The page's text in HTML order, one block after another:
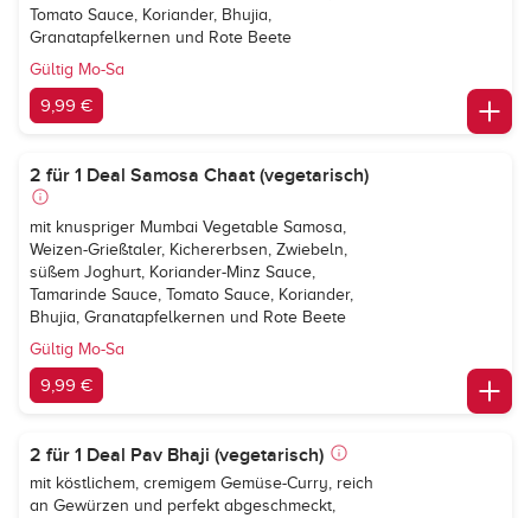
Tomato Sauce, Koriander, Bhujia,
Granatapfelkernen und Rote Beete
Gültig Mo-Sa
9,99 €
2 für 1 Deal Samosa Chaat (vegetarisch)
mit knuspriger Mumbai Vegetable Samosa,
Weizen-Grießtaler, Kichererbsen, Zwiebeln,
süßem Joghurt, Koriander-Minz Sauce,
Tamarinde Sauce, Tomato Sauce, Koriander,
Bhujia, Granatapfelkernen und Rote Beete
Gültig Mo-Sa
9,99 €
2 für 1 Deal Pav Bhaji (vegetarisch)
mit köstlichem, cremigem Gemüse-Curry, reich
an Gewürzen und perfekt abgeschmeckt,